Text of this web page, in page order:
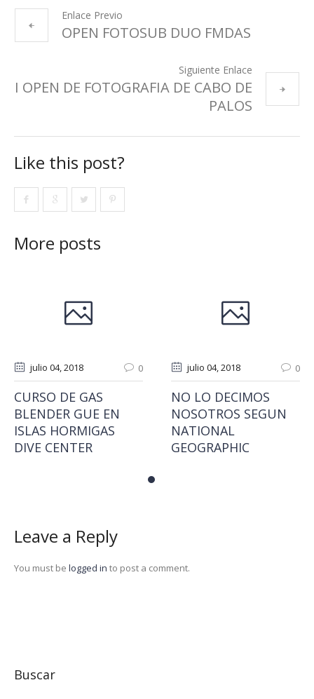
Enlace Previo
OPEN FOTOSUB DUO FMDAS
Siguiente Enlace
I OPEN DE FOTOGRAFIA DE CABO DE
PALOS
Like this post?
More posts
julio 04, 2018 0
CURSO DE GAS
BLENDER GUE EN
ISLAS HORMIGAS
DIVE CENTER
julio 04, 2018 0
NO LO DECIMOS
NOSOTROS SEGUN
NATIONAL
GEOGRAPHIC
Leave a Reply
You must be logged in to post a comment.
Buscar